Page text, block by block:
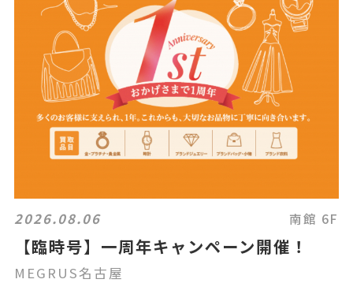
2026.08.06 南館 6F
【臨時号】一周年キャンペーン開催！
MEGRUS名古屋